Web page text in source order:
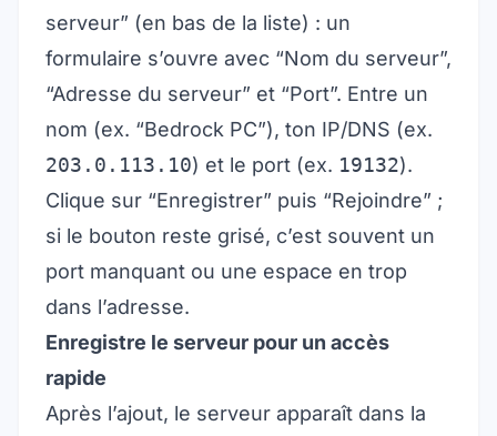
serveur” (en bas de la liste) : un
formulaire s’ouvre avec “Nom du serveur”,
“Adresse du serveur” et “Port”. Entre un
nom (ex. “Bedrock PC”), ton IP/DNS (ex.
203.0.113.10) et le port (ex. 19132).
Clique sur “Enregistrer” puis “Rejoindre” ;
si le bouton reste grisé, c’est souvent un
port manquant ou une espace en trop
dans l’adresse.
Enregistre le serveur pour un accès
rapide
Après l’ajout, le serveur apparaît dans la